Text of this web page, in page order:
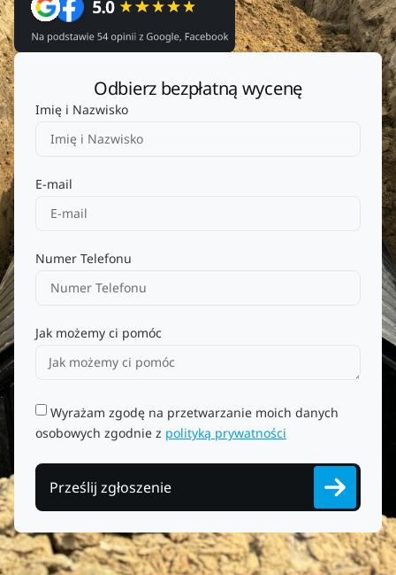
Odbierz bezpłatną wycenę
Imię i Nazwisko
E-mail
Numer Telefonu
Jak możemy ci pomóc
Wyrażam zgodę na przetwarzanie moich danych
osobowych zgodnie z polityką prywatności
Prześlij zgłoszenie